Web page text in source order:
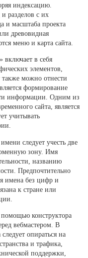
индексацию.
разделов с их
и масштаба проекта
древовидная
меню и карта сайта.
включает в себя
элементов,
можно отнести
формирование
информации. Одним из
сайта, является
учитывать
следует учесть две
зону. Имя
названию
Предпочтительно
имена без цифр и
к стране или
конструктора
вебмастером. В
опираться на
и трафика,
поддержки,